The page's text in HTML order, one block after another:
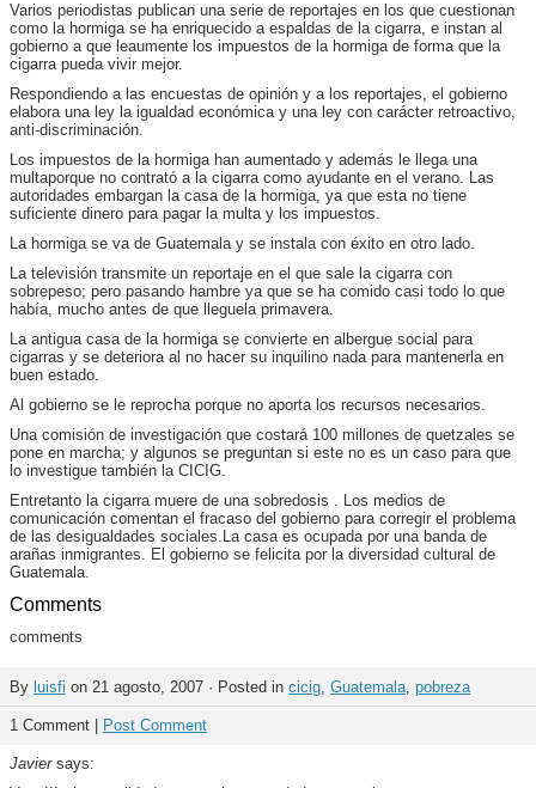
Varios periodistas publican una serie de reportajes en los que cuestionan
como la hormiga se ha enriquecido a espaldas de la cigarra, e instan al
gobierno a que leaumente los impuestos de la hormiga de forma que la
cigarra pueda vivir mejor.
Respondiendo a las encuestas de opinión y a los reportajes, el gobierno
elabora una ley la igualdad económica y una ley con carácter retroactivo,
anti-discriminación.
Los impuestos de la hormiga han aumentado y además le llega una
multaporque no contrató a la cigarra como ayudante en el verano. Las
autoridades embargan la casa de la hormiga, ya que esta no tiene
suficiente dinero para pagar la multa y los impuestos.
La hormiga se va de Guatemala y se instala con éxito en otro lado.
La televisión transmite un reportaje en el que sale la cigarra con
sobrepeso; pero pasando hambre ya que se ha comido casi todo lo que
había, mucho antes de que lleguela primavera.
La antigua casa de la hormiga se convierte en albergue social para
cigarras y se deteriora al no hacer su inquilino nada para mantenerla en
buen estado.
Al gobierno se le reprocha porque no aporta los recursos necesarios.
Una comisión de investigación que costará 100 millones de quetzales se
pone en marcha; y algunos se preguntan si este no es un caso para que
lo investigue también la CICIG.
Entretanto la cigarra muere de una sobredosis . Los medios de
comunicación comentan el fracaso del gobierno para corregir el problema
de las desigualdades sociales.La casa es ocupada por una banda de
arañas inmigrantes. El gobierno se felicita por la diversidad cultural de
Guatemala.
Comments
comments
By luisfi on 21 agosto, 2007 · Posted in cicig, Guatemala, pobreza
1 Comment | Post Comment
Javiersays: